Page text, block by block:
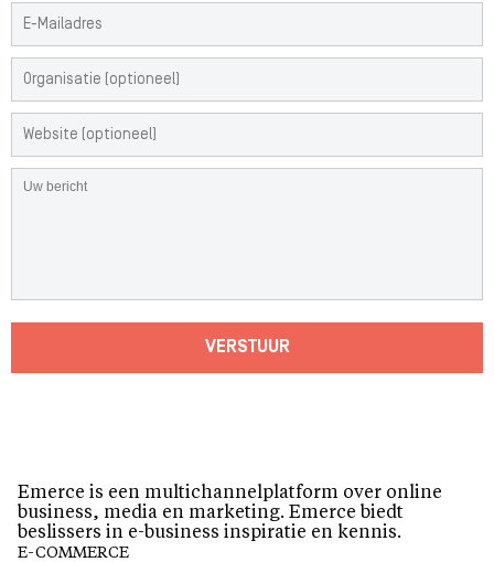
VERSTUUR
Emerce is een multichannelplatform over online
business, media en marketing. Emerce biedt
beslissers in e-business inspiratie en kennis.
E-COMMERCE